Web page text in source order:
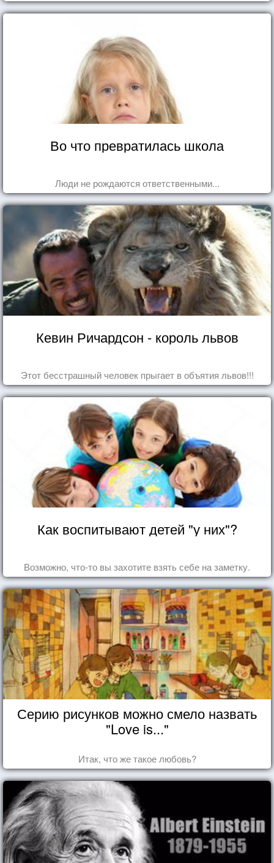
Во что превратилась школа
Люди не рождаются ответственными...
Кевин Ричардсон - король львов
Этот бесстрашный человек прыгает в объятия львов!!!
Как воспитывают детей "у них"?
Возможно, что-то вы захотите взять себе на заметку.
Серию рисунков можно смело назвать
"Love is..."
Итак, что же такое любовь?